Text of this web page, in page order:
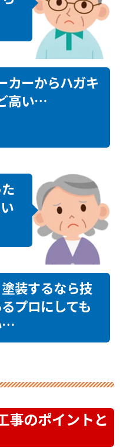
カーからハガキ
高い…
装するなら技
プロにしても
…
事のポイントと